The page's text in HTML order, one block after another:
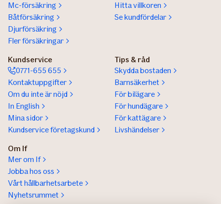
Mc-försäkring
Båtförsäkring
Djurförsäkring
Fler försäkringar
Hitta villkoren
Se kundfördelar
Kundservice
0771-655 655
Kontaktuppgifter
Om du inte är nöjd
In English
Mina sidor
Kundservice företagskund
Tips & råd
Skydda bostaden
Barnsäkerhet
För bilägare
För hundägare
För kattägare
Livshändelser
Om If
Mer om If
Jobba hos oss
Vårt hållbarhetsarbete
Nyhetsrummet